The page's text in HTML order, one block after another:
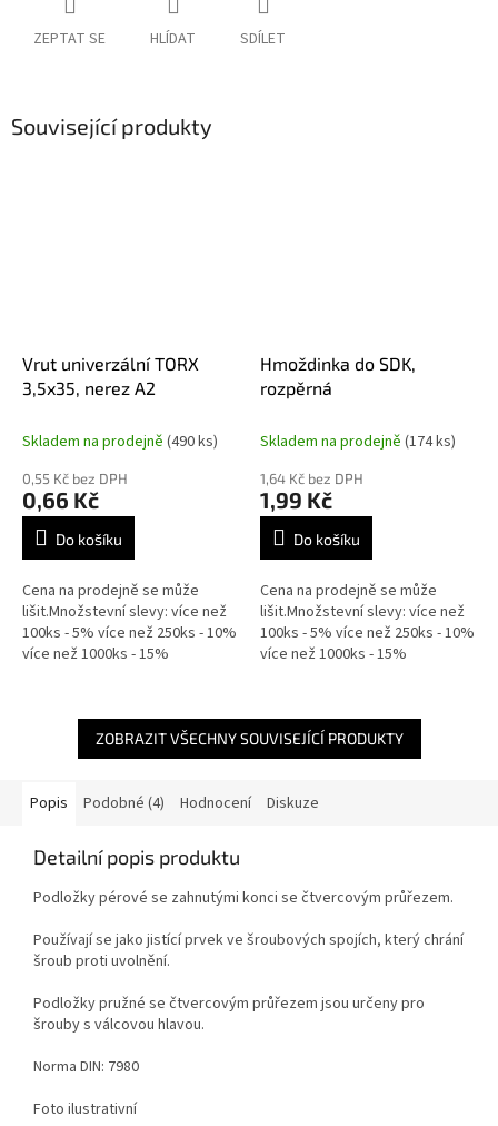
ZEPTAT SE HLÍDAT SDÍLET
Související produkty
Vrut univerzální TORX
3,5x35, nerez A2
Skladem na prodejně (490 ks)
0,55 Kč bez DPH
0,66 Kč
Do košíku
Cena na prodejně se může
lišit.Množstevní slevy: více než
100ks - 5% více než 250ks - 10%
více než 1000ks - 15%
Hmoždinka do SDK,
rozpěrná
Skladem na prodejně (174 ks)
1,64 Kč bez DPH
1,99 Kč
Do košíku
Cena na prodejně se může
lišit.Množstevní slevy: více než
100ks - 5% více než 250ks - 10%
více než 1000ks - 15%
ZOBRAZIT VŠECHNY SOUVISEJÍCÍ PRODUKTY
Popis Podobné (4) Hodnocení Diskuze
Detailní popis produktu
Podložky pérové se zahnutými konci se čtvercovým průřezem.
Používají se jako jistící prvek ve šroubových spojích, který chrání
šroub proti uvolnění.
Podložky pružné se čtvercovým průřezem jsou určeny pro
šrouby s válcovou hlavou.
Norma DIN: 7980
Foto ilustrativní